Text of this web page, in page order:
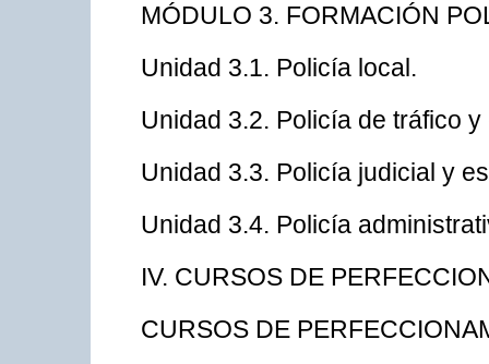
MÓDULO 3. FORMACIÓN
Unidad 3.1. Policía local.
Unidad 3.2. Policía de tráfico
Unidad 3.3. Policía judicial y
Unidad 3.4. Policía
IV. CURSOS DE
CURSOS DE